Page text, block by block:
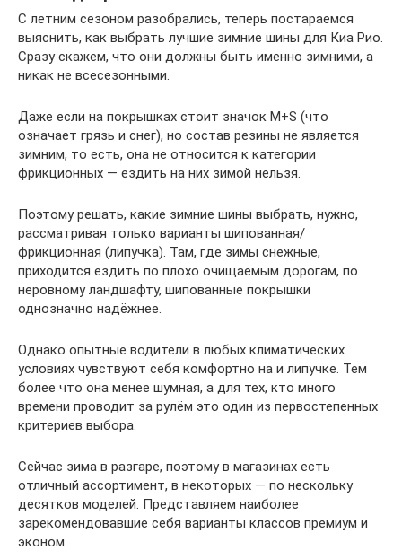
С летним сезоном разобрались, теперь постараемся
выяснить, как выбрать лучшие зимние шины для Киа Рио.
Сразу скажем, что они должны быть именно зимними, а
никак не всесезонными.
Даже если на покрышках стоит значок M+S (что
означает грязь и снег), но состав резины не является
зимним, то есть, она не относится к категории
фрикционных — ездить на них зимой нельзя.
Поэтому решать, какие зимние шины выбрать, нужно,
рассматривая только варианты шипованная/
фрикционная (липучка). Там, где зимы снежные,
приходится ездить по плохо очищаемым дорогам, по
неровному ландшафту, шипованные покрышки
однозначно надёжнее.
Однако опытные водители в любых климатических
условиях чувствуют себя комфортно на и липучке. Тем
более что она менее шумная, а для тех, кто много
времени проводит за рулём это один из первостепенных
критериев выбора.
Сейчас зима в разгаре, поэтому в магазинах есть
отличный ассортимент, в некоторых — по нескольку
десятков моделей. Представляем наиболее
зарекомендовавшие себя варианты классов премиум и
эконом.